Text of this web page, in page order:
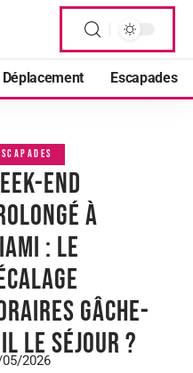
Déplacement Escapades
end
à
: le
gâche-
le séjour ?
2026